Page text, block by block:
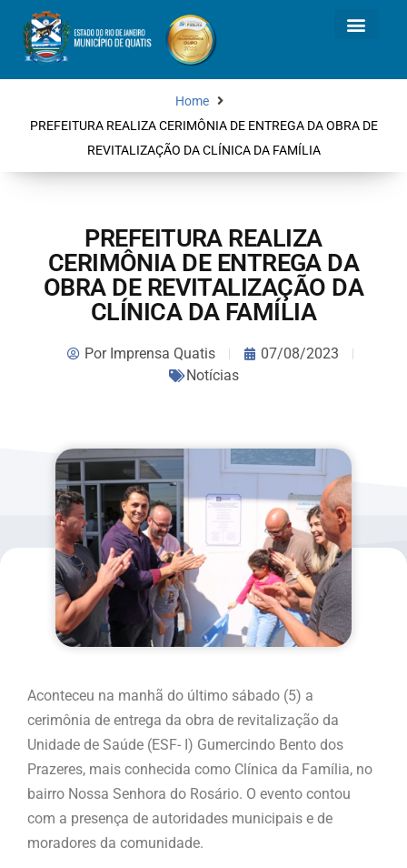
Home
PREFEITURA REALIZA CERIMÔNIA DE ENTREGA DA OBRA DE
REVITALIZAÇÃO DA CLÍNICA DA FAMÍLIA
PREFEITURA REALIZA
CERIMÔNIA DE ENTREGA DA
OBRA DE REVITALIZAÇÃO DA
CLÍNICA DA FAMÍLIA
PorImprensa Quatis
07/08/2023
Notícias
Aconteceu na manhã do último sábado (5) a
cerimônia de entrega da obra de revitalização da
Unidade de Saúde (ESF- I) Gumercindo Bento dos
Prazeres, mais conhecida como Clínica da Família, no
bairro Nossa Senhora do Rosário. O evento contou
com a presença de autoridades municipais e de
moradores da comunidade.